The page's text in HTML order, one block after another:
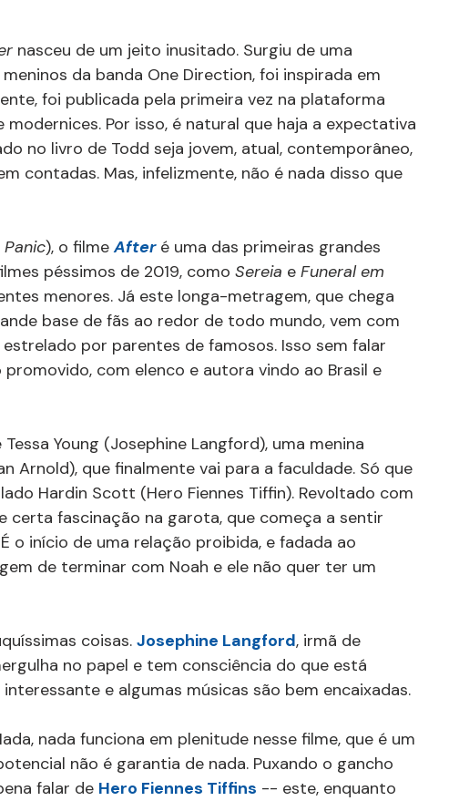
nasceu de um jeito inusitado. Surgiu de uma
da banda One Direction, foi inspirada em
foi publicada pela primeira vez na plataforma
Por isso, é natural que haja a expectativa
no livro de Todd seja jovem, atual, contemporâneo,
contadas. Mas, infelizmente, não é nada disso que
Panic), o filme After é uma das primeiras grandes
péssimos de 2019, como Sereia e Funeral em
menores. Já este longa-metragem, que chega
base de fãs ao redor de todo mundo, vem com
estrelado por parentes de famosos. Isso sem falar
com elenco e autora vindo ao Brasil e
Young (Josephine Langford), uma menina
Arnold), que finalmente vai para a faculdade. Só que
Hardin Scott (Hero Fiennes Tiffin). Revoltado com
certa fascinação na garota, que começa a sentir
o início de uma relação proibida, e fadada ao
de terminar com Noah e ele não quer ter um
coisas. Josephine Langford, irmã de
no papel e tem consciência do que está
e algumas músicas são bem encaixadas.
nada funciona em plenitude nesse filme, que é um
não é garantia de nada. Puxando o gancho
falar de Hero Fiennes Tiffins -- este, enquanto